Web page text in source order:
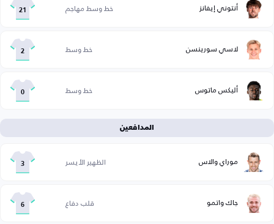
أنتوني إيفانز خط وسط مهاجم 21
لاسي سورينسن خط وسط 2
أليكس ماتوس خط وسط 0
المدافعين
موراي والاس الظهير الأيسر 3
جاك واتمو قلب دفاع 6